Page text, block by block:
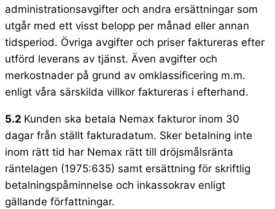
administrationsavgifter och andra ersättningar som
utgår med ett visst belopp per månad eller annan
tidsperiod. Övriga avgifter och priser faktureras efter
utförd leverans av tjänst. Även avgifter och
merkostnader på grund av omklassificering m.m.
enligt våra särskilda villkor faktureras i efterhand.
5.2 Kunden ska betala Nemax fakturor inom 30
dagar från ställt fakturadatum. Sker betalning inte
inom rätt tid har Nemax rätt till dröjsmålsränta
räntelagen (1975:635) samt ersättning för skriftlig
betalningspåminnelse och inkassokrav enligt
gällande författningar.